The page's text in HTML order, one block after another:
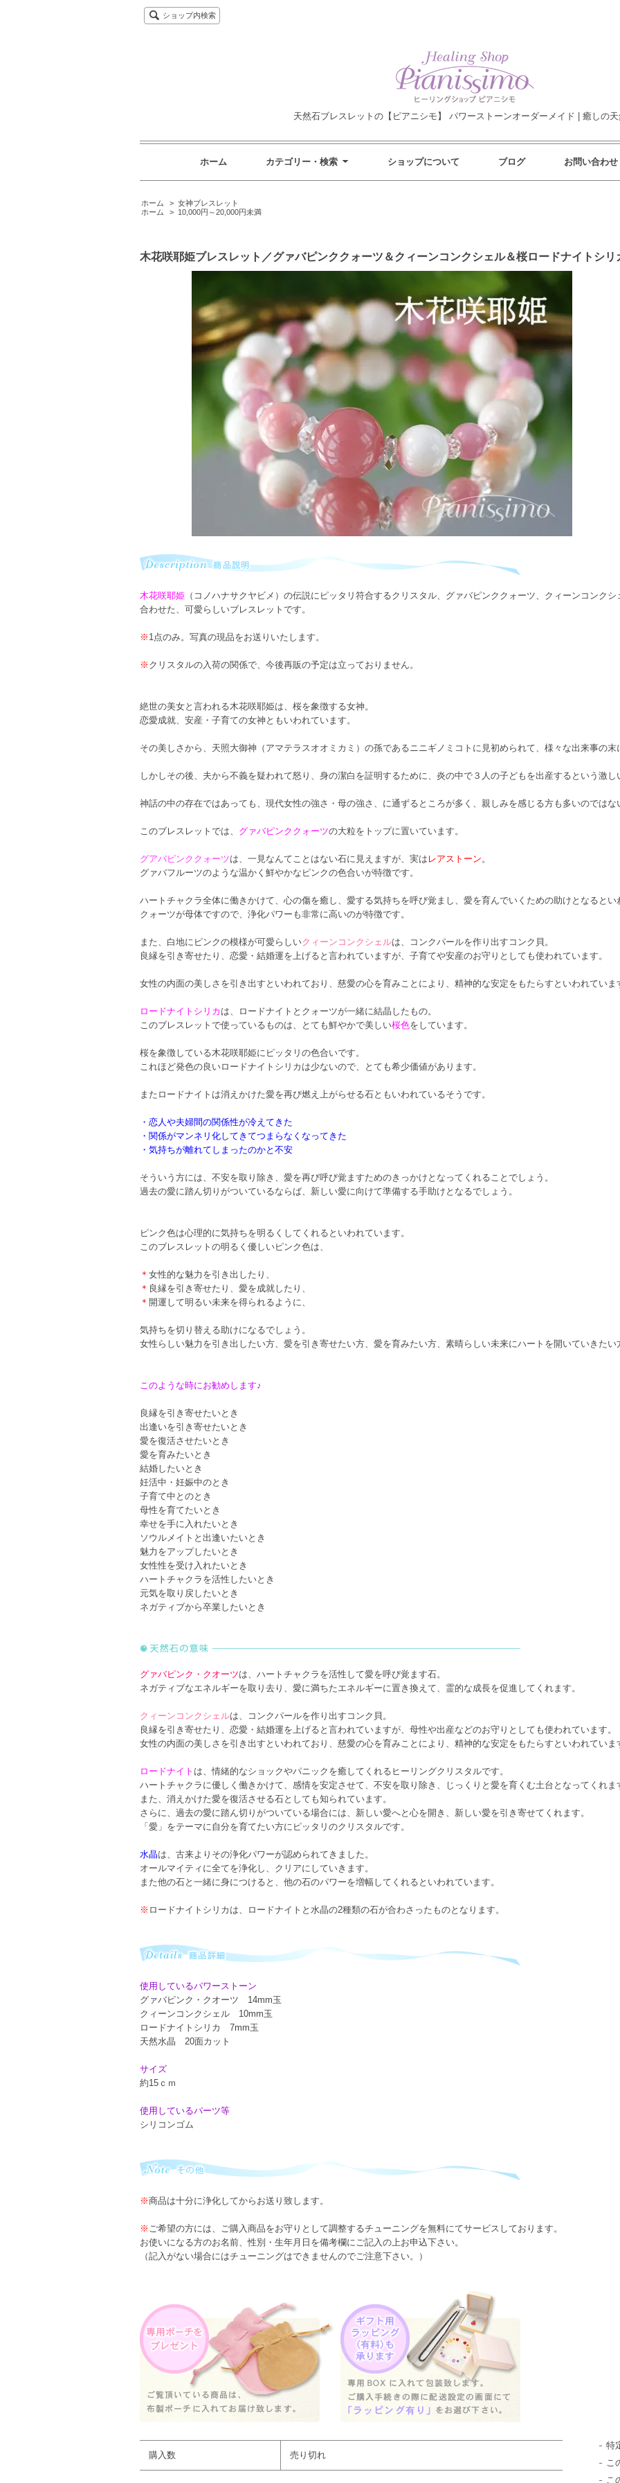
ショップ内検索
天然石ブレスレットの【ピアニシモ】 パワーストーンオーダーメイド | 癒しの
ホーム カテゴリー・検索 ショップについて ブログ お問い合わせ
ホーム > 女神ブレスレット
ホーム
> 10,000円～20,000円未満
木花咲耶姫ブレスレット／グァバピンククォーツ＆クィーンコンクシェル＆桜ロードナイトシリ
木花咲耶姫 （コノハナサクヤビメ）の伝説にピッタリ符合するクリスタル、グァバピンククォーツ、クィーンコンク
合わせた、可愛らしいブレスレットです。
※ 1点のみ。写真の現品をお送りいたします。
※ クリスタルの入荷の関係で、今後再販の予定は立っておりません。
絶世の美女と言われる木花咲耶姫は、桜を象徴する女神。
恋愛成就、安産・子育ての女神ともいわれています。
その美しさから、天照大御神（アマテラスオオミカミ）の孫であるニニギノミコトに見初められて、様々な出来事の末
しかしその後、夫から不義を疑われて怒り、身の潔白を証明するために、炎の中で３人の子どもを出産するという激
神話の中の存在ではあっても、現代女性の強さ・母の強さ、に通ずるところが多く、親しみを感じる方も多いのではな
このブレスレットでは、 グァバピンククォーツの大粒をトップに置いています。
グアバピンククォーツは、一見なんてことはない石に見えますが、実は レアストーン。
グァバフルーツのような温かく鮮やかなピンクの色合いが特徴です。
ハートチャクラ全体に働きかけて、心の傷を癒し、愛する気持ちを呼び覚まし、愛を育んでいくための助けとなるとい
クォーツが母体ですので、浄化パワーも非常に高いのが特徴です。
また、白地にピンクの模様が可愛らしいクィーンコンクシェルは、コンクパールを作り出すコンク貝。
良縁を引き寄せたり、恋愛・結婚運を上げると言われていますが、子育てや安産のお守りとしても使われています。
女性の内面の美しさを引き出すといわれており、慈愛の心を育みことにより、精神的な安定をもたらすといわれていま
ロードナイトシリカ は、ロードナイトとクォーツが一緒に結晶したもの。
このブレスレットで使っているものは、とても鮮やかで美しい桜色をしています。
桜を象徴している木花咲耶姫にピッタリの色合いです。
これほど発色の良いロードナイトシリカは少ないので、とても希少価値があります。
またロードナイトは消えかけた愛を再び燃え上がらせる石ともいわれているそうです。
・恋人や夫婦間の関係性が冷えてきた
・関係がマンネリ化してきてつまらなくなってきた
・気持ちが離れてしまったのかと不安
そういう方には、不安を取り除き、愛を再び呼び覚ますためのきっかけとなってくれることでしょう。
過去の愛に踏ん切りがついているならば、新しい愛に向けて準備する手助けとなるでしょう。
ピンク色は心理的に気持ちを明るくしてくれるといわれています。
このブレスレットの明るく優しいピンク色は、
＊ 女性的な魅力を引き出したり、
＊ 良縁を引き寄せたり、愛を成就したり、
＊ 開運して明るい未来を得られるように、
気持ちを切り替える助けになるでしょう。
女性らしい魅力を引き出したい方、愛を引き寄せたい方、愛を育みたい方、素晴らしい未来にハートを開いていきた
このような時にお勧めします♪
良縁を引き寄せたいとき
出逢いを引き寄せたいとき
愛を復活させたいとき
愛を育みたいとき
結婚したいとき
妊活中・妊娠中のとき
子育て中とのとき
母性を育てたいとき
幸せを手に入れたいとき
ソウルメイトと出逢いたいとき
魅力をアップしたいとき
女性性を受け入れたいとき
ハートチャクラを活性したいとき
元気を取り戻したいとき
ネガティブから卒業したいとき
グァバピンク・クオーツは、ハートチャクラを活性して愛を呼び覚ます石。
ネガティブなエネルギーを取り去り、愛に満ちたエネルギーに置き換えて、霊的な成長を促進してくれます。
クィーンコンクシェルは、コンクパールを作り出すコンク貝。
良縁を引き寄せたり、恋愛・結婚運を上げると言われていますが、母性や出産などのお守りとしても使われています。
女性の内面の美しさを引き出すといわれており、慈愛の心を育みことにより、精神的な安定をもたらすといわれていま
ロードナイト は、情緒的なショックやパニックを癒してくれるヒーリングクリスタルです。
ハートチャクラに優しく働きかけて、感情を安定させて、不安を取り除き、じっくりと愛を育くむ土台となってくれま
また、消えかけた愛を復活させる石としても知られています。
さらに、過去の愛に踏ん切りがついている場合には、新しい愛へと心を開き、新しい愛を引き寄せてくれます。
「愛」をテーマに自分を育てたい方にピッタリのクリスタルです。
水晶は、古来よりその浄化パワーが認められてきました。
オールマイティに全てを浄化し、クリアにしていきます。
また他の石と一緒に身につけると、他の石のパワーを増幅してくれるといわれています。
※ ロードナイトシリカは、ロードナイトと水晶の2種類の石が合わさったものとなります。
使用しているパワーストーン
グァバピンク・クオーツ 14mm玉
クィーンコンクシェル 10mm玉
ロードナイトシリカ 7mm玉
天然水晶 20面カット
サイズ
約15ｃｍ
使用しているパーツ等
シリコンゴム
※商品は十分に浄化してからお送り致します。
※ ご希望の方には、ご購入商品をお守りとして調整するチューニングを無料にてサービスしております。
お使いになる方のお名前、性別・生年月日を備考欄にご記入の上お申込下さい。
（記入がない場合にはチューニングはできませんのでご注意下さい。）
購入数 売り切れ
特
こ
こ